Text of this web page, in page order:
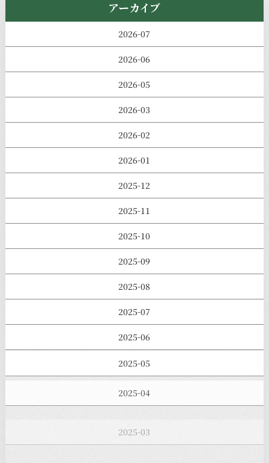
アーカイブ
2026-07
2026-06
2026-05
2026-03
2026-02
2026-01
2025-12
2025-11
2025-10
2025-09
2025-08
2025-07
2025-06
2025-05
2025-04
2025-02